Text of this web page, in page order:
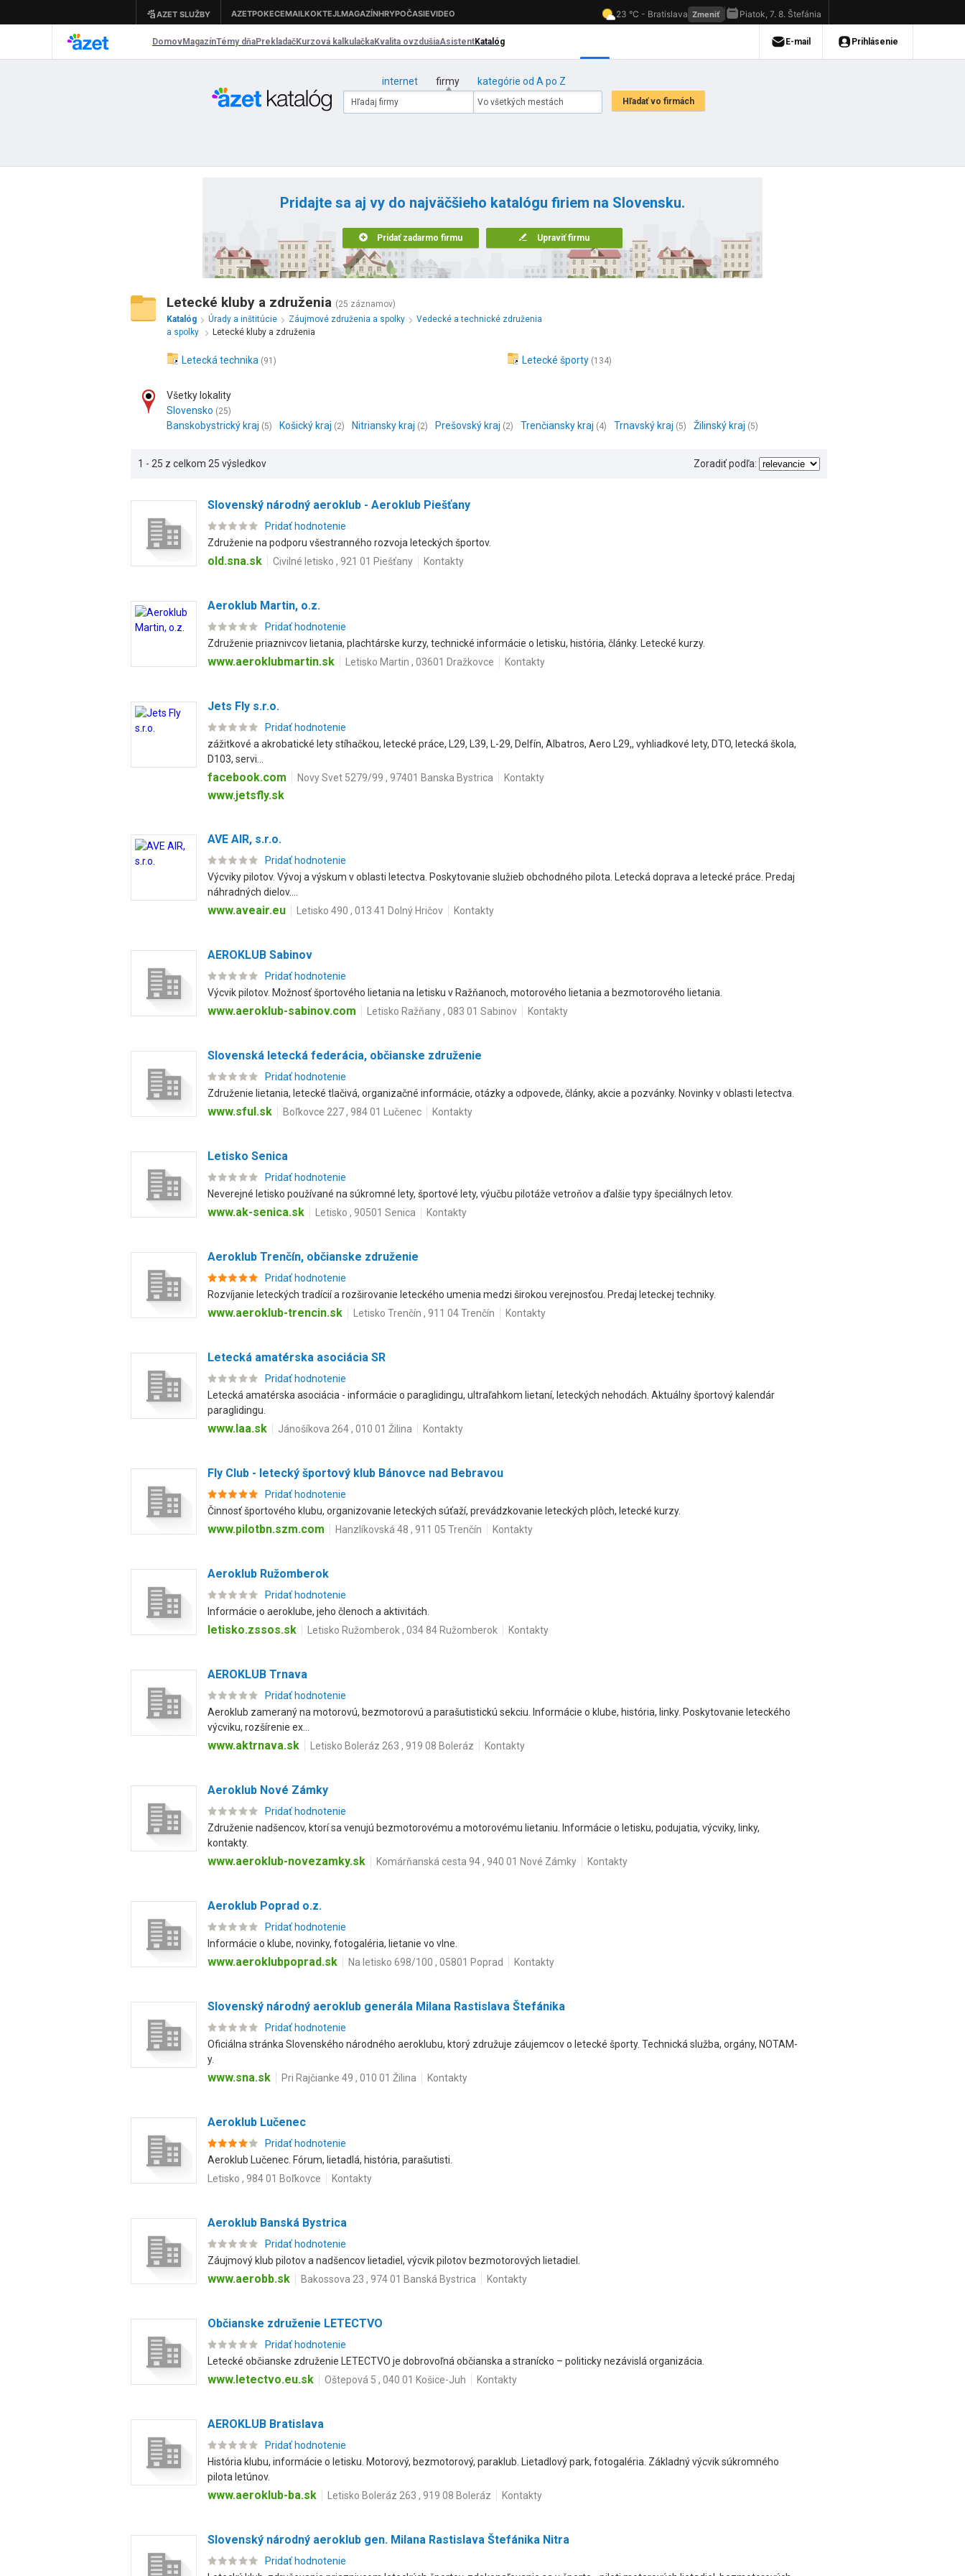
internet firmy kategórie od A po Z
Pridajte sa aj vy do najväčšieho katalógu firiem na Slovensku.
Pridať zadarmo firmu Upraviť firmu
Letecké kluby a združenia (25 záznamov)
Katalóg
Úrady a inštitúcie Záujmové združenia a spolky
Vedecké a technické združenia
a spolky
Letecké kluby a združenia
Letecká technika (91) Letecké športy (134)
Všetky lokality
Slovensko (25)
Banskobystrický kraj (5) Košický kraj (2) Nitriansky kraj (2) Prešovský kraj (2) Trenčiansky kraj (4) Trnavský kraj (5) Žilinský kraj (5)
1 - 25 z celkom 25 výsledkov Zoradiť podľa:
Slovenský národný aeroklub - Aeroklub Piešťany
Pridať hodnotenie
Združenie na podporu všestranného rozvoja leteckých športov.
old.sna.sk Civilné letisko , 921 01 Piešťany Kontakty
Aeroklub Martin, o.z.
Pridať hodnotenie
Združenie priaznivcov lietania, plachtárske kurzy, technické informácie o letisku, história, články. Letecké kurzy.
www.aeroklubmartin.sk Letisko Martin , 03601 Dražkovce Kontakty
Jets Fly s.r.o.
Pridať hodnotenie
zážitkové a akrobatické lety stíhačkou, letecké práce, L29, L39, L-29, Delfín, Albatros, Aero L29,, vyhliadkové lety, DTO, letecká škola,
D103, servi...
facebook.com Novy Svet 5279/99 , 97401 Banska Bystrica Kontakty
www.jetsfly.sk
AVE AIR, s.r.o.
Pridať hodnotenie
Výcviky pilotov. Vývoj a výskum v oblasti letectva. Poskytovanie služieb obchodného pilota. Letecká doprava a letecké práce. Predaj
náhradných dielov....
www.aveair.eu Letisko 490 , 013 41 Dolný Hričov Kontakty
AEROKLUB Sabinov
Pridať hodnotenie
Výcvik pilotov. Možnosť športového lietania na letisku v Ražňanoch, motorového lietania a bezmotorového lietania.
www.aeroklub-sabinov.com Letisko Ražňany , 083 01 Sabinov Kontakty
Slovenská letecká federácia, občianske združenie
Pridať hodnotenie
Združenie lietania, letecké tlačivá, organizačné informácie, otázky a odpovede, články, akcie a pozvánky. Novinky v oblasti letectva.
www.sful.sk Boľkovce 227 , 984 01 Lučenec Kontakty
Letisko Senica
Pridať hodnotenie
Neverejné letisko používané na súkromné lety, športové lety, výučbu pilotáže vetroňov a ďalšie typy špeciálnych letov.
www.ak-senica.sk Letisko , 90501 Senica Kontakty
Aeroklub Trenčín, občianske združenie
Pridať hodnotenie
Rozvíjanie leteckých tradícií a rozširovanie leteckého umenia medzi širokou verejnosťou. Predaj leteckej techniky.
www.aeroklub-trencin.sk Letisko Trenčín , 911 04 Trenčín Kontakty
Letecká amatérska asociácia SR
Pridať hodnotenie
Letecká amatérska asociácia - informácie o paraglidingu, ultraľahkom lietaní, leteckých nehodách. Aktuálny športový kalendár
paraglidingu.
www.laa.sk Jánošíkova 264 , 010 01 Žilina Kontakty
Fly Club - letecký športový klub Bánovce nad Bebravou
Pridať hodnotenie
Činnosť športového klubu, organizovanie leteckých súťaží, prevádzkovanie leteckých plôch, letecké kurzy.
www.pilotbn.szm.com Hanzlíkovská 48 , 911 05 Trenčín Kontakty
Aeroklub Ružomberok
Pridať hodnotenie
Informácie o aeroklube, jeho členoch a aktivitách.
letisko.zssos.sk Letisko Ružomberok , 034 84 Ružomberok Kontakty
AEROKLUB Trnava
Pridať hodnotenie
Aeroklub zameraný na motorovú, bezmotorovú a parašutistickú sekciu. Informácie o klube, história, linky. Poskytovanie leteckého
výcviku, rozšírenie ex...
www.aktrnava.sk Letisko Boleráz 263 , 919 08 Boleráz Kontakty
Aeroklub Nové Zámky
Pridať hodnotenie
Združenie nadšencov, ktorí sa venujú bezmotorovému a motorovému lietaniu. Informácie o letisku, podujatia, výcviky, linky,
kontakty.
www.aeroklub-novezamky.sk Komárňanská cesta 94 , 940 01 Nové Zámky Kontakty
Aeroklub Poprad o.z.
Pridať hodnotenie
Informácie o klube, novinky, fotogaléria, lietanie vo vlne.
www.aeroklubpoprad.sk Na letisko 698/100 , 05801 Poprad Kontakty
Slovenský národný aeroklub generála Milana Rastislava Štefánika
Pridať hodnotenie
Oficiálna stránka Slovenského národného aeroklubu, ktorý združuje záujemcov o letecké športy. Technická služba, orgány, NOTAM-
y.
www.sna.sk Pri Rajčianke 49 , 010 01 Žilina Kontakty
Aeroklub Lučenec
Pridať hodnotenie
Aeroklub Lučenec. Fórum, lietadlá, história, parašutisti.
Letisko , 984 01 Boľkovce
Kontakty
Aeroklub Banská Bystrica
Pridať hodnotenie
Záujmový klub pilotov a nadšencov lietadiel, výcvik pilotov bezmotorových lietadiel.
www.aerobb.sk Bakossova 23 , 974 01 Banská Bystrica Kontakty
Občianske združenie LETECTVO
Pridať hodnotenie
Letecké občianske združenie LETECTVO je dobrovoľná občianska a stranícko – politicky nezávislá organizácia.
www.letectvo.eu.sk Oštepová 5 , 040 01 Košice-Juh Kontakty
AEROKLUB Bratislava
Pridať hodnotenie
História klubu, informácie o letisku. Motorový, bezmotorový, paraklub. Lietadlový park, fotogaléria. Základný výcvik súkromného
pilota letúnov.
www.aeroklub-ba.sk Letisko Boleráz 263 , 919 08 Boleráz Kontakty
Slovenský národný aeroklub gen. Milana Rastislava Štefánika Nitra
Pridať hodnotenie